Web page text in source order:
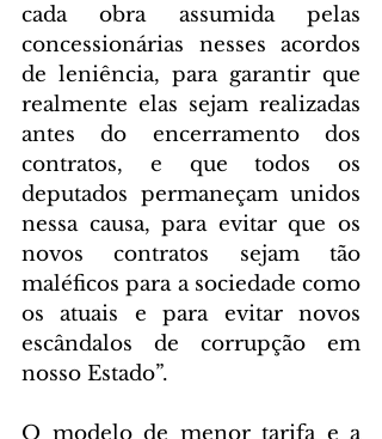
cada obra assumida pelas
concessionárias nesses acordos
de leniência, para garantir que
realmente elas sejam realizadas
antes do encerramento dos
contratos, e que todos os
deputados permaneçam unidos
nessa causa, para evitar que os
novos contratos sejam tão
maléficos para a sociedade como
os atuais e para evitar novos
escândalos de corrupção em
nosso Estado”.
O modelo de menor tarifa e a